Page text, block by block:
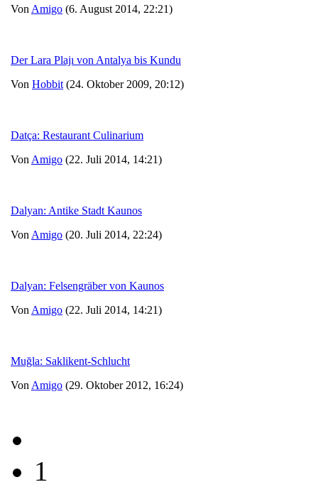
Von Amigo (6. August 2014, 22:21)
Der Lara Plajı von Antalya bis Kundu
Von Hobbit (24. Oktober 2009, 20:12)
Datça: Restaurant Culinarium
Von Amigo (22. Juli 2014, 14:21)
Dalyan: Antike Stadt Kaunos
Von Amigo (20. Juli 2014, 22:24)
Dalyan: Felsengräber von Kaunos
Von Amigo (22. Juli 2014, 14:21)
Muğla: Saklikent-Schlucht
Von Amigo (29. Oktober 2012, 16:24)
1